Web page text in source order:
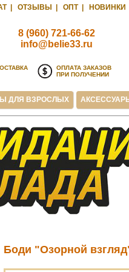
| ОТЗЫВЫ ОПТ| НОВИНКИ
8 (960) 721-66-62
info@belie33.ru
ОПЛАТА ЗАКАЗОВ
ПРИ ПОЛУЧЕНИИ
ДЛЯ ВЗРОСЛЫХ
Боди "Озорной